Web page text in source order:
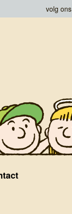
volg ons